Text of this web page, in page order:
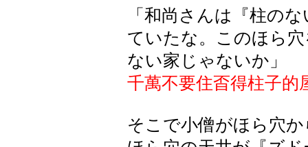
「和尚さんは『柱の
ていたな。このほら
ない家じゃないか」
千萬不要住㫘得柱子的
そこで小僧がほら穴